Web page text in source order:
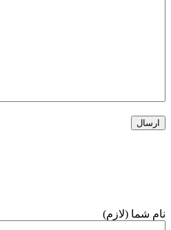
نام شما (لازم)